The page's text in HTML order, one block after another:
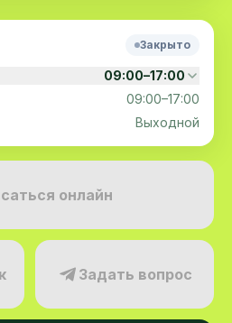
Закрыто
09:00–17:00
09:00–17:00
Выходной
онлайн
Задать вопрос